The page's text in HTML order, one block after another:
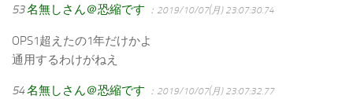
53名無しさん＠恐縮です ：2019/10/07(月) 23:07:30.74
OPS1超えたの1年だけかよ
通用するわけがねえ
54名無しさん＠恐縮です ：2019/10/07(月) 23:07:32.77